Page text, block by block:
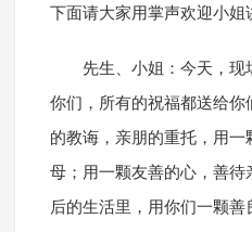
下面请大家用掌声欢迎小姐
先生、小姐：今天，
你们，所有的祝福都送给
的教诲，亲朋的重托，用
母；用一颗友善的心，善待
后的生活里，用你们一颗善